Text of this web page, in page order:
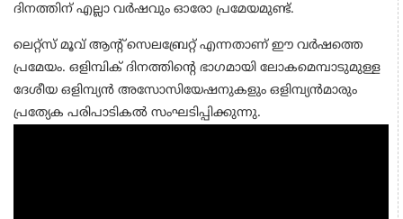
ദിനത്തിന് എല്ലാ വര്‍ഷവും ഓരോ പ്രമേയമുണ്ട്.
ലെറ്റ്‌സ് മൂവ് ആന്റ് സെലബ്രേറ്റ് എന്നതാണ് ഈ വര്‍ഷത്തെ
പ്രമേയം. ഒളിമ്പിക് ദിനത്തിന്റെ ഭാഗമായി ലോകമെമ്പാടുമുള്ള
ദേശീയ ഒളിമ്പ്യന്‍ അസോസിയേഷനുകളും ഒളിമ്പ്യന്‍മാരും
പ്രത്യേക പരിപാടികല്‍ സംഘടിപ്പിക്കുന്നു.